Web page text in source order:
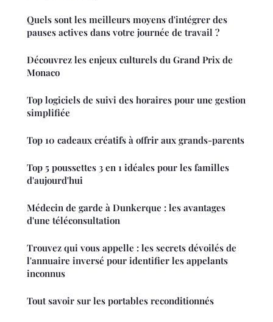
Quels sont les meilleurs moyens d'intégrer des
pauses actives dans votre journée de travail ?
Découvrez les enjeux culturels du Grand Prix de
Monaco
Top logiciels de suivi des horaires pour une gestion
simplifiée
Top 10 cadeaux créatifs à offrir aux grands-parents
Top 5 poussettes 3 en 1 idéales pour les familles
d'aujourd'hui
Médecin de garde à Dunkerque : les avantages
d'une téléconsultation
Trouvez qui vous appelle : les secrets dévoilés de
l'annuaire inversé pour identifier les appelants
inconnus
Tout savoir sur les portables reconditionnés